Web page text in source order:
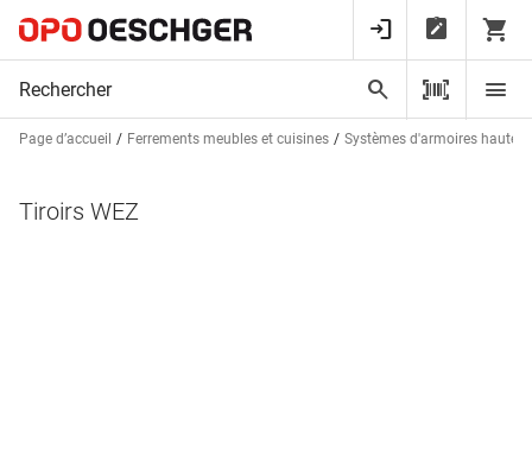
Page d’accueil Ferrements meubles et cuisines Systèmes d'armoires hautes
Tiroirs WEZ